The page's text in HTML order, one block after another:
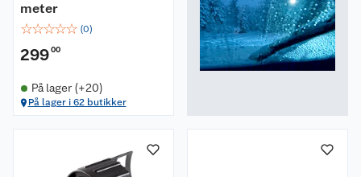
meter
☆☆☆☆☆ (0)
29900
På lager (+20)
På lager i 62 butikker